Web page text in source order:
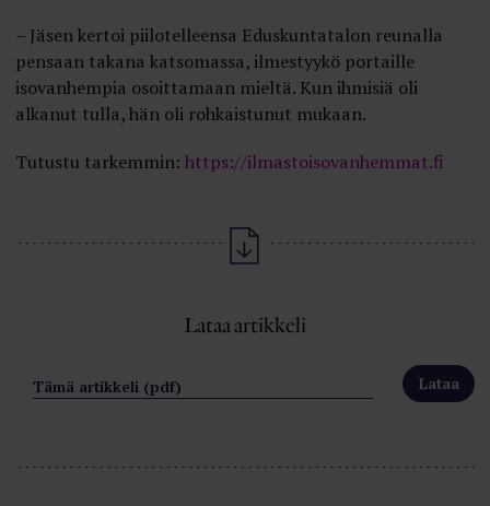
– Jäsen kertoi piilotelleensa Eduskuntatalon reunalla
pensaan takana katsomassa, ilmestyykö portaille
isovanhempia osoittamaan mieltä. Kun ihmisiä oli
alkanut tulla, hän oli rohkaistunut mukaan.
Tutustu tarkemmin: https://ilmastoisovanhemmat.fi
Lataa artikkeli
Tämä artikkeli (pdf)